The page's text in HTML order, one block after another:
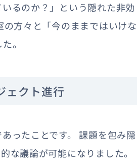
るのか？」という隠れた非効
方々と「今のままではいけな
。
ェクト進行
ったことです。 課題を包み隠
な議論が可能になりました。